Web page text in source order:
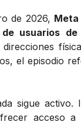
de 2026, Meta
usuarios de
el episodio
sigue activo.
acceso a